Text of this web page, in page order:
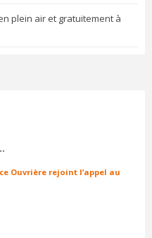
plein air et gratuitement à
Ouvrière rejoint l’appel au